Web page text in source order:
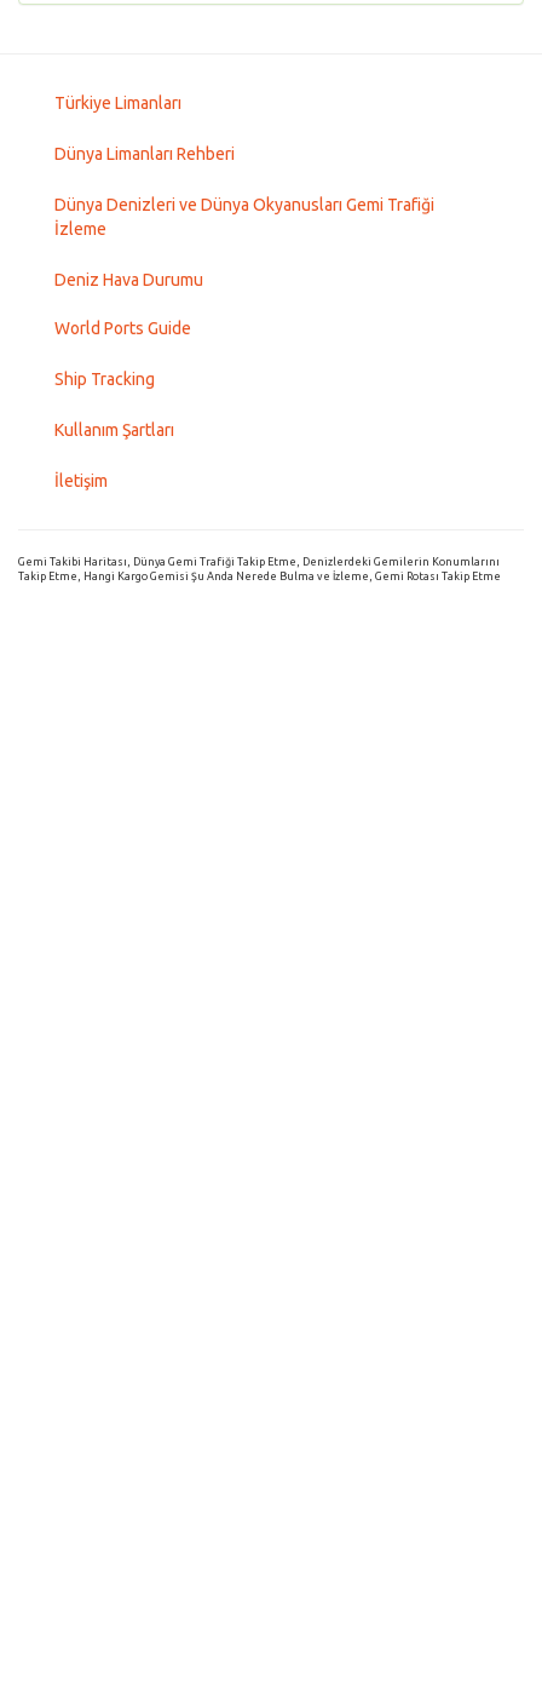
Türkiye Limanları
Dünya Limanları Rehberi
Dünya Denizleri ve Dünya Okyanusları Gemi Trafiği
İzleme
Deniz Hava Durumu
World Ports Guide
Ship Tracking
Kullanım Şartları
İletişim
Gemi Takibi Haritası, Dünya Gemi Trafiği Takip Etme, Denizlerdeki Gemilerin Konumlarını
Takip Etme, Hangi Kargo Gemisi Şu Anda Nerede Bulma ve İzleme, Gemi Rotası Takip Etme